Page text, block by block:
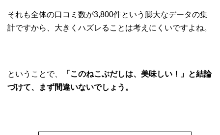
それも全体の口コミ数が3,800件という膨大なデータの集
計ですから、大きくハズレることは考えにくいですよね。
ということで、
「このねこぶだしは、美味しい！」と結論
づけて、まず間違いないでしょう。